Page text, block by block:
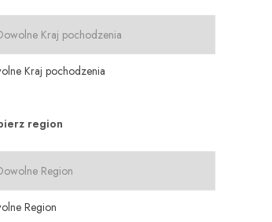
Kraj pochodzenia
region
Region